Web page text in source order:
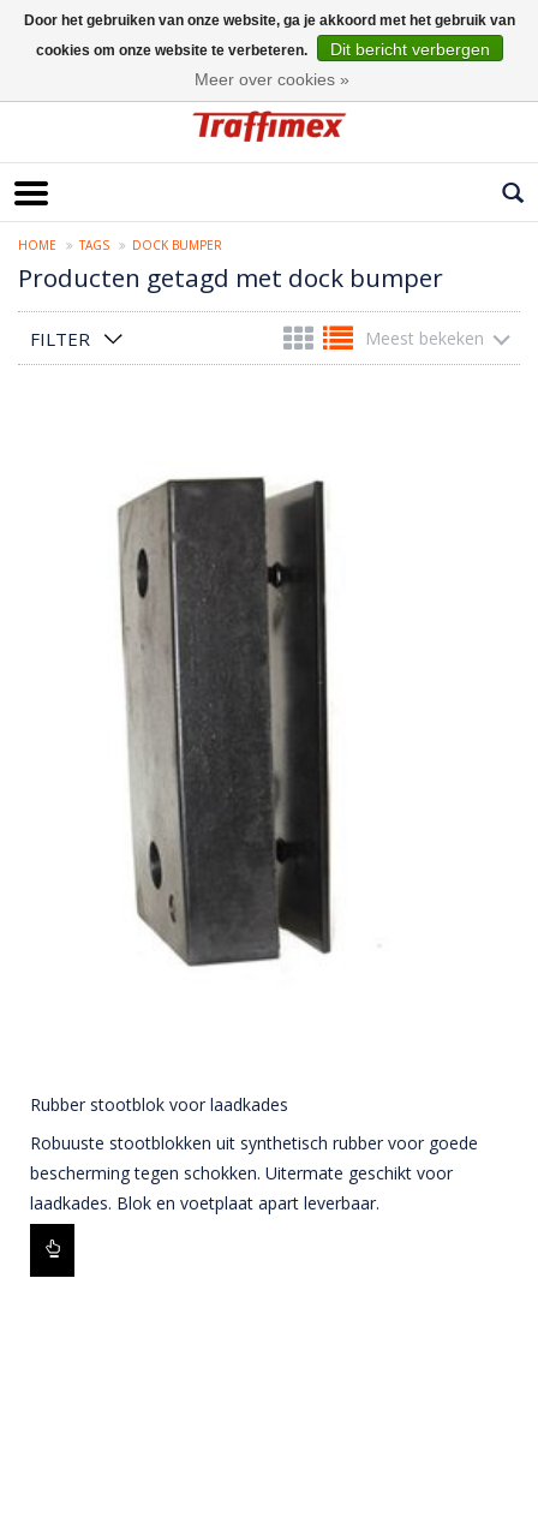
HOME TAGS DOCK BUMPER
Producten getagd met dock bumper
FILTER Meest bekeken
Rubber stootblok voor laadkades
Robuuste stootblokken uit synthetisch rubber voor goede
bescherming tegen schokken. Uitermate geschikt voor
laadkades. Blok en voetplaat apart leverbaar.
Door het gebruiken van onze website, ga je akkoord met het gebruik van
cookies om onze website te verbeteren.
Dit bericht verbergen
Meer over cookies »